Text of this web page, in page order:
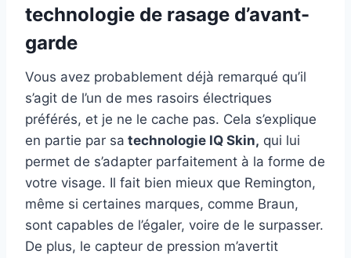
technologie de rasage d’avant-
garde
Vous avez probablement déjà remarqué qu’il
s’agit de l’un de mes rasoirs électriques
préférés, et je ne le cache pas. Cela s’explique
en partie par sa technologie IQ Skin, qui lui
permet de s’adapter parfaitement à la forme de
votre visage. Il fait bien mieux que Remington,
même si certaines marques, comme Braun,
sont capables de l’égaler, voire de le surpasser.
De plus, le capteur de pression m’avertit